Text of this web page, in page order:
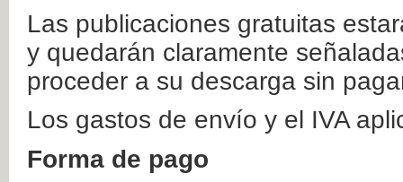
Las publicaciones gratuitas
y quedarán claramente
proceder a su descarga sin
Los gastos de envío y el IVA
Forma de pago